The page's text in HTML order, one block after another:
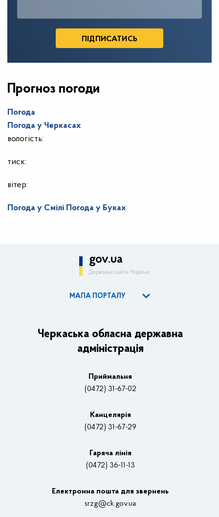
Прогноз погоди
Погода
Погода у Черкасах
вологість:
тиск:
вітер:
Погода у Смілі Погода у Буках
gov.ua
Державні сайти України
МАПА ПОРТАЛУ
Керівництво адміністрації
Основні завдання та нормативно-правові засади
Нагороди
Контакти
Відеотрансляції
Структурні підрозділи ОДА
Черкаська обласна державна
адміністрація
Приймальня
(0472) 31-67-02
Канцелярiя
(0472) 31-67-29
Гаряча лінія
(0472) 36-11-13
Електронна пошта для звернень
srzg@ck.gov.ua